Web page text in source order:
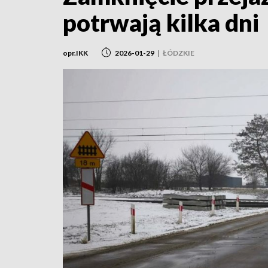
potrwają kilka dni
opr.IKK 2026-01-29 | ŁÓDZKIE